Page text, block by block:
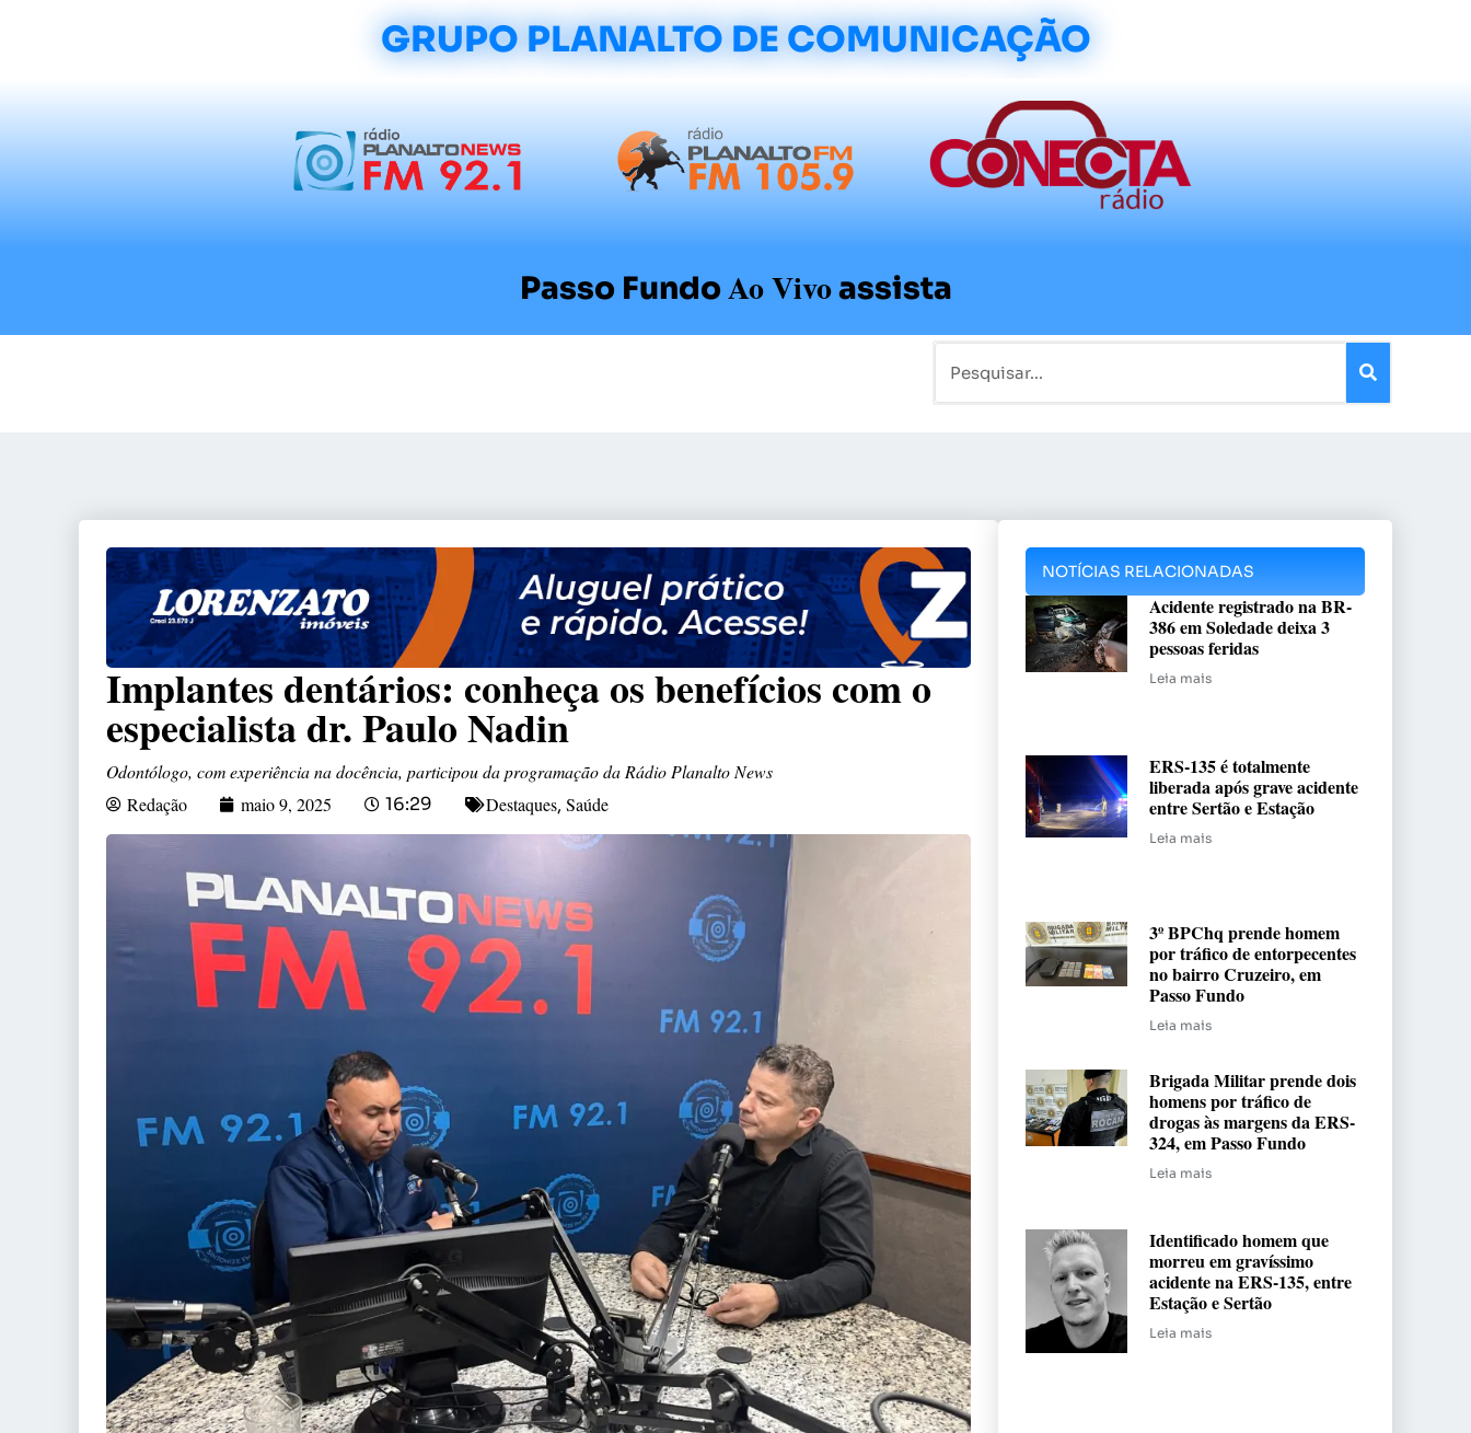
GRUPO PLANALTO DE COMUNICAÇÃO
Passo FundoAo Vivoassista
Implantes dentários: conheça os benefícios com o
especialista dr. Paulo Nadin
Odontólogo, com experiência na docência, participou da programação da Rádio Planalto News
Redação
maio 9, 2025 16:29 Destaques, Saúde
NOTÍCIAS RELACIONADAS
Acidente registrado na BR-
386 em Soledade deixa 3
pessoas feridas
Leia mais
ERS-135 é totalmente
liberada após grave acidente
entre Sertão e Estação
Leia mais
3º BPChq prende homem
por tráfico de entorpecentes
no bairro Cruzeiro, em
Passo Fundo
Leia mais
Brigada Militar prende dois
homens por tráfico de
drogas às margens da ERS-
324, em Passo Fundo
Leia mais
Identificado homem que
morreu em gravíssimo
acidente na ERS-135, entre
Estação e Sertão
Leia mais